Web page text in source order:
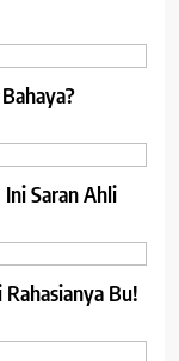
Saran Ahli
Bu!